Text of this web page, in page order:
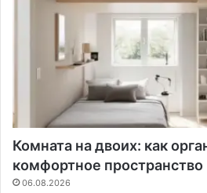
Комната на двоих: как
комфортное пространство
06.08.2026